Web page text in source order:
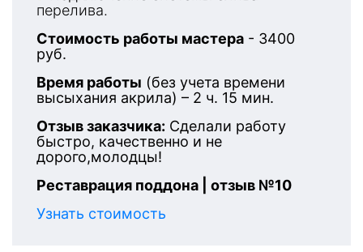
перелива.
Стоимость работы мастера - 3400
руб.
Время работы (без учета времени
высыхания акрила) – 2 ч. 15 мин.
Отзыв заказчика: Сделали работу
быстро, качественно и не
дорого,молодцы!
Реставрация поддона | отзыв №10
Узнать стоимость